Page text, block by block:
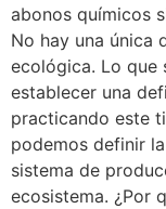
abonos químicos
No hay una única
ecológica. Lo que
establecer una
practicando este
podemos definir
sistema de
ecosistema. ¿Por